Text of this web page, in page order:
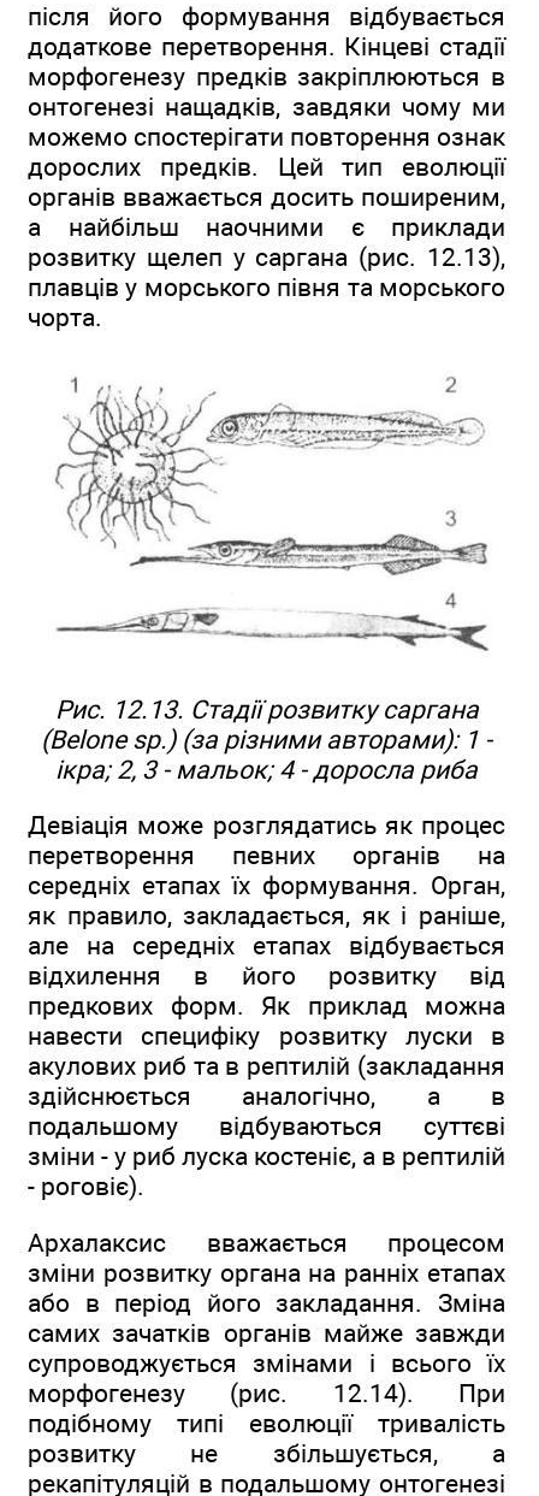
після його формування відбувається
додаткове перетворення. Кінцеві стадії
морфогенезу предків закріплюються в
онтогенезі нащадків, завдяки чому ми
можемо спостерігати повторення ознак
дорослих предків. Цей тип еволюції
органів вважається досить поширеним,
а найбільш наочними є приклади
розвитку щелеп у саргана (рис. 12.13),
плавців у морського півня та морського
чорта.
Рис. 12.13. Стадії розвитку саргана
(Belone sp.) (за різними авторами): 1 -
ікра; 2, 3 - мальок; 4 - доросла риба
Девіація може розглядатись як процес
перетворення певних органів на
середніх етапах їх формування. Орган,
як правило, закладається, як і раніше,
але на середніх етапах відбувається
відхилення в його розвитку від
предкових форм. Як приклад можна
навести специфіку розвитку луски в
акулових риб та в рептилій (закладання
здійснюється аналогічно, а в
подальшому відбуваються суттєві
зміни - у риб луска костеніє, а в рептилій
- роговіє).
Архалаксис вважається процесом
зміни розвитку органа на ранніх етапах
або в період його закладання. Зміна
самих зачатків органів майже завжди
супроводжується змінами і всього їх
морфогенезу (рис. 12.14). При
подібному типі еволюції тривалість
розвитку не збільшується, а
рекапітуляцій в подальшому онтогенезі